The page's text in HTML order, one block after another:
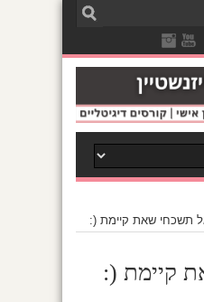
תשכחי שאת קיימת (:
קיימת (: